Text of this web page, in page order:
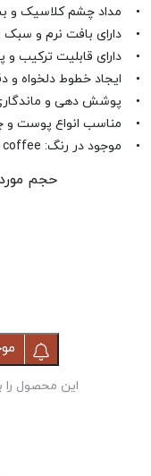
• مداد چشم کلاسیک و
• دارای بافت نرم و سبک
• دارای قابلیت
• ایجاد خطوط دلخواه و
• پوشش دهی و
• مناسب انواع پوست و
• موجود در رنگ: black coffee
حجم
این محصول را